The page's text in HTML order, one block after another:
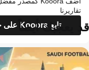
تقاريرنا
تابع Kooora على جوجل
قد يعجبك أيضاً